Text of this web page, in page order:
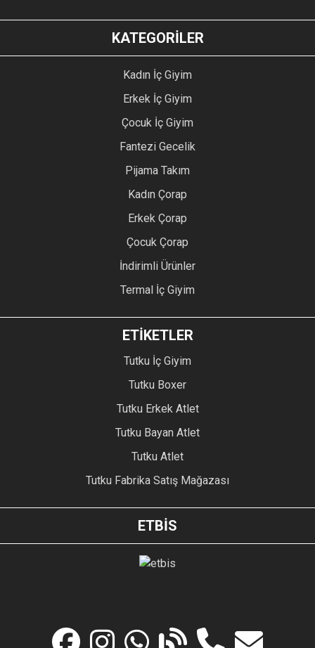
KATEGORİLER
Kadın İç Giyim
Erkek İç Giyim
Çocuk İç Giyim
Fantezi Gecelik
Pijama Takım
Kadın Çorap
Erkek Çorap
Çocuk Çorap
İndirimli Ürünler
Termal İç Giyim
ETİKETLER
Tutku İç Giyim
Tutku Boxer
Tutku Erkek Atlet
Tutku Bayan Atlet
Tutku Atlet
Tutku Fabrika Satış Mağazası
ETBİS